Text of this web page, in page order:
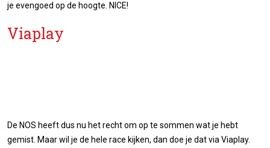
je evengoed op de hoogte. NICE!
Viaplay
De NOS heeft dus nu het recht om op te sommen wat je hebt
gemist. Maar wil je de hele race kijken, dan doe je dat via Viaplay.